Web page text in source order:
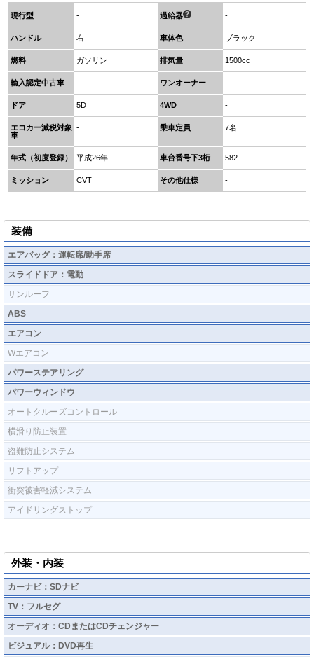
現行型 - 過給器 -
ハンドル 右 車体色 ブラック
燃料 ガソリン 排気量 1500cc
輸入認定中古車 - ワンオーナー -
ドア 5D 4WD -
エコカー減税対象
車
- 乗車定員 7名
年式（初度登録） 平成26年 車台番号下3桁 582
ミッション CVT その他仕様 -
装備
エアバッグ：運転席/助手席
スライドドア：電動
サンルーフ
ABS
エアコン
Wエアコン
パワーステアリング
パワーウィンドウ
オートクルーズコントロール
横滑り防止装置
盗難防止システム
リフトアップ
衝突被害軽減システム
アイドリングストップ
外装・内装
カーナビ：SDナビ
TV：フルセグ
オーディオ：CDまたはCDチェンジャー
ビジュアル：DVD再生